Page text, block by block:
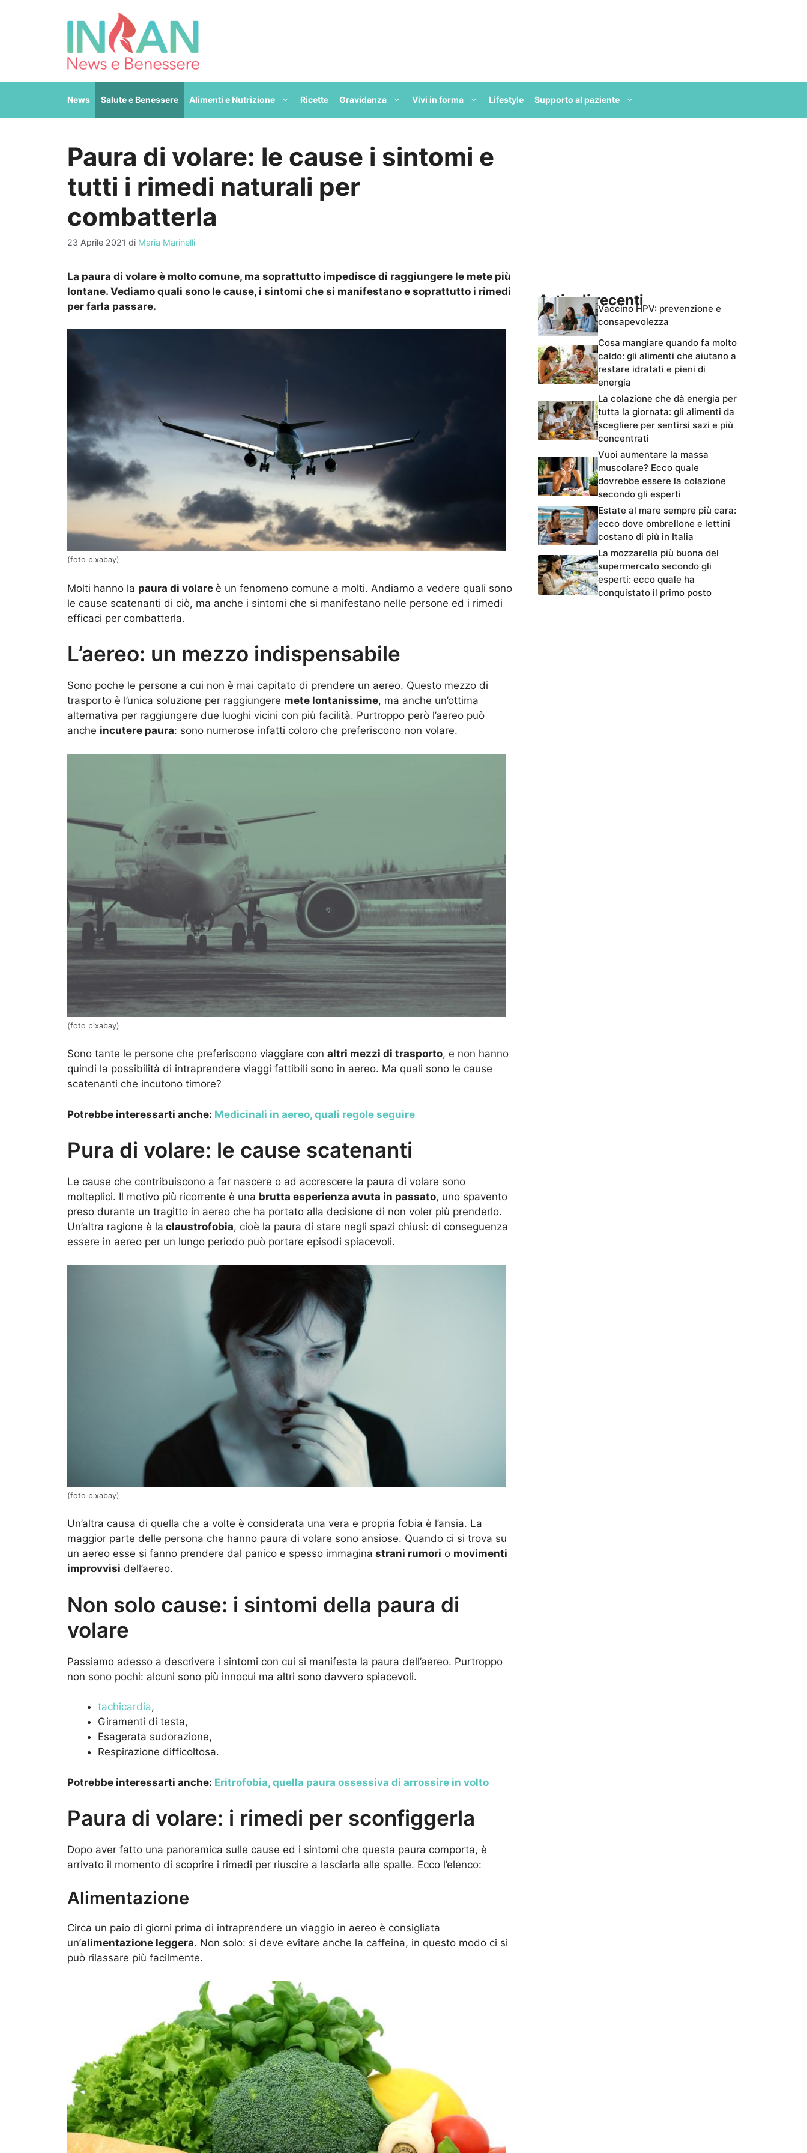
News Salute e Benessere Alimenti e Nutrizione Ricette Gravidanza Vivi in forma Lifestyle Supporto al paziente
Paura di volare: le cause i sintomi e
tutti i rimedi naturali per
combatterla
23 Aprile 2021 di Maria Marinelli
La paura di volare è molto comune, ma soprattutto impedisce di raggiungere le mete più
lontane. Vediamo quali sono le cause, i sintomi che si manifestano e soprattutto i rimedi
per farla passare.
(foto pixabay)
Molti hanno la paura di volare è un fenomeno comune a molti. Andiamo a vedere quali sono
le cause scatenanti di ciò, ma anche i sintomi che si manifestano nelle persone ed i rimedi
efficaci per combatterla.
L’aereo: un mezzo indispensabile
Sono poche le persone a cui non è mai capitato di prendere un aereo. Questo mezzo di
trasporto è l’unica soluzione per raggiungere mete lontanissime, ma anche un’ottima
alternativa per raggiungere due luoghi vicini con più facilità. Purtroppo però l’aereo può
anche incutere paura: sono numerose infatti coloro che preferiscono non volare.
(foto pixabay)
Sono tante le persone che preferiscono viaggiare con altri mezzi di trasporto, e non hanno
quindi la possibilità di intraprendere viaggi fattibili sono in aereo. Ma quali sono le cause
scatenanti che incutono timore?
Potrebbe interessarti anche: Medicinali in aereo, quali regole seguire
Pura di volare: le cause scatenanti
Le cause che contribuiscono a far nascere o ad accrescere la paura di volare sono
molteplici. Il motivo più ricorrente è una brutta esperienza avuta in passato, uno spavento
preso durante un tragitto in aereo che ha portato alla decisione di non voler più prenderlo.
Un’altra ragione è la claustrofobia, cioè la paura di stare negli spazi chiusi: di conseguenza
essere in aereo per un lungo periodo può portare episodi spiacevoli.
(foto pixabay)
Un’altra causa di quella che a volte è considerata una vera e propria fobia è l’ansia. La
maggior parte delle persona che hanno paura di volare sono ansiose. Quando ci si trova su
un aereo esse si fanno prendere dal panico e spesso immagina strani rumori o movimenti
improvvisi dell’aereo.
Non solo cause: i sintomi della paura di
volare
Passiamo adesso a descrivere i sintomi con cui si manifesta la paura dell’aereo. Purtroppo
non sono pochi: alcuni sono più innocui ma altri sono davvero spiacevoli.
tachicardia,
Giramenti di testa,
Esagerata sudorazione,
Respirazione difficoltosa.
Potrebbe interessarti anche: Eritrofobia, quella paura ossessiva di arrossire in volto
Paura di volare: i rimedi per sconfiggerla
Dopo aver fatto una panoramica sulle cause ed i sintomi che questa paura comporta, è
arrivato il momento di scoprire i rimedi per riuscire a lasciarla alle spalle. Ecco l’elenco:
Alimentazione
Circa un paio di giorni prima di intraprendere un viaggio in aereo è consigliata
un’alimentazione leggera. Non solo: si deve evitare anche la caffeina, in questo modo ci si
può rilassare più facilmente.
Articoli recentiVaccino HPV: prevenzione e
consapevolezza
Cosa mangiare quando fa molto
caldo: gli alimenti che aiutano a
restare idratati e pieni di
energia
La colazione che dà energia per
tutta la giornata: gli alimenti da
scegliere per sentirsi sazi e più
concentrati
Vuoi aumentare la massa
muscolare? Ecco quale
dovrebbe essere la colazione
secondo gli esperti
Estate al mare sempre più cara:
ecco dove ombrellone e lettini
costano di più in Italia
La mozzarella più buona del
supermercato secondo gli
esperti: ecco quale ha
conquistato il primo posto